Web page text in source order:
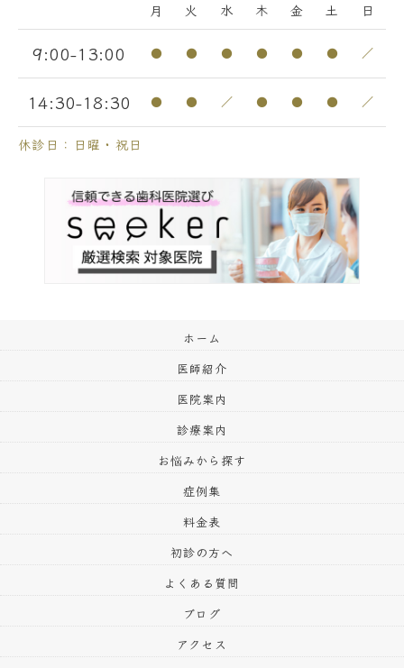
月 火 水 木 金 土 日
9:00-13:00 ● ● ● ● ● ● ／
14:30-18:30 ● ● ／ ● ● ● ／
休診日：日曜・祝日
ホーム
医師紹介
医院案内
診療案内
お悩みから探す
症例集
料金表
初診の方へ
よくある質問
ブログ
アクセス